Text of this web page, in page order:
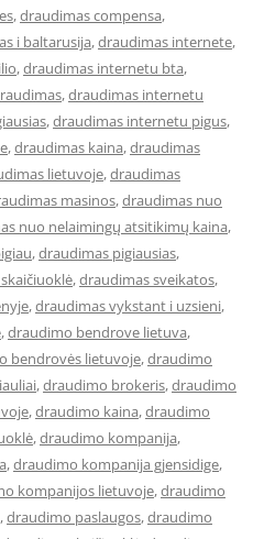
,draudimas compensa,
i baltarusija,draudimas internete,
,draudimas internetu bta,
,draudimas internetu
,draudimas internetu pigus,
,draudimas kaina,draudimas
lietuvoje,draudimas
masinos,draudimas nuo
nuo nelaimingų atsitikimų kaina,
,draudimas pigiausias,
,draudimas sveikatos,
,draudimas vykstant i uzsieni,
,draudimo bendrove lietuva,
bendrovės lietuvoje,draudimo
,draudimo brokeris,draudimo
,draudimo kaina,draudimo
,draudimo kompanija,
,draudimo kompanija gjensidige,
kompanijos lietuvoje,draudimo
,draudimo paslaugos,draudimo